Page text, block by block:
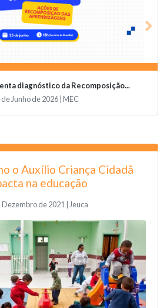
diagnóstico da Recomposição...
de Junho de 2026 | MEC
o Auxílio Criança Cidadã
na educação
Dezembro de 2021 | Jeuca